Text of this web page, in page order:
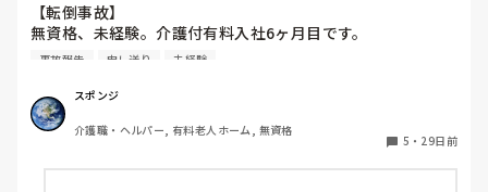
国がやることは現場に則してないですよね。
まあ、施設長や責任者が現場を見ないのと同じか…😅
【転倒事故】
無資格、未経験。介護付有料入社6ヶ月目です。
中にトイレからコールがあり伺うと便器と車椅子の間で尻も
ちをついて転倒されておりました。【転んだの】と一言。結
果経過観察の指示。
Drコール、家族連絡、事後報作成を行い。
事故報告 申し送り 未経験
スポンジ
介護職・ヘルパー, 有料老人ホーム, 無資格
5 ・ 29日前